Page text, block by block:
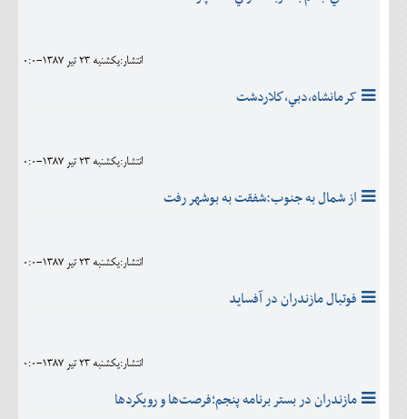
انتشار:يکشنبه 23 تير 1387-0:0
کرمانشاه،دبي،كلاردشت
انتشار:يکشنبه 23 تير 1387-0:0
از شمال به جنوب:شفقت به بوشهر رفت
انتشار:يکشنبه 23 تير 1387-0:0
فوتبال مازندران در آفسايد
انتشار:يکشنبه 23 تير 1387-0:0
مازندران در بستر برنامه پنجم؛فرصت‌ها و رويكردها